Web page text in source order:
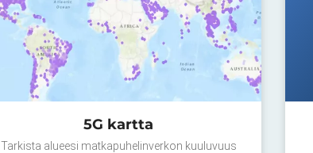
5G kartta
Tarkista alueesi matkapuhelinverkon kuuluvuus